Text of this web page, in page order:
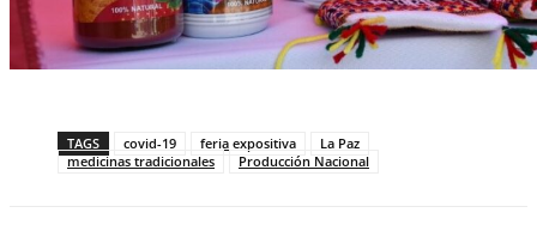
TAGS covid-19 feria expositiva
La Paz
medicinas tradicionales
Producción Nacional